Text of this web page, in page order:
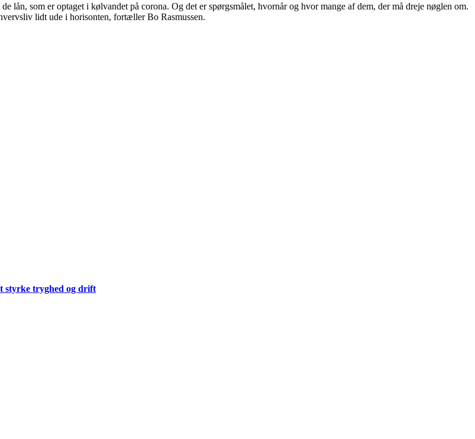
lån, som er optaget i kølvandet på corona. Og det er spørgsmålet, hvornår og hvor mange af dem, der må dreje nøglen om.
lidt ude i horisonten, fortæller Bo Rasmussen.
styrke tryghed og drift